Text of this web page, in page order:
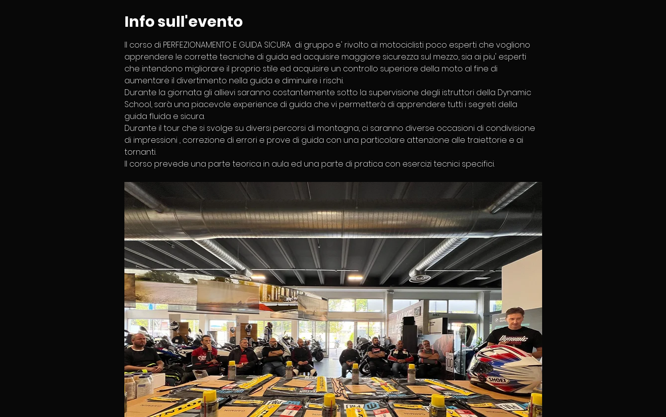
Info sull'evento
Il corso di PERFEZIONAMENTO E GUIDA SICURA  di gruppo e' rivolto ai motociclisti poco esperti che vogliono
apprendere le corrette tecniche di guida ed acquisire maggiore sicurezza sul mezzo, sia ai piu' esperti
che intendono migliorare il proprio stile ed acquisire un controllo superiore della moto al fine di
aumentare il divertimento nella guida e diminuire i rischi. ​
Durante la giornata gli allievi saranno costantemente sotto la supervisione degli istruttori della Dynamic
School, sarà una piacevole experience di guida che vi permetterà di apprendere tutti i segreti della
guida fluida e sicura.
Durante il tour che si svolge su diversi percorsi di montagna, ci saranno diverse occasioni di condivisione
di impressioni , correzione di errori e prove di guida con una particolare attenzione alle traiettorie e ai
tornanti.
Il corso prevede una parte teorica in aula ed una parte di pratica con esercizi tecnici specifici.